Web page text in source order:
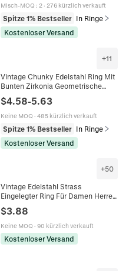
Misch-MOQ : 2· 276 kürzlich verkauft
Spitze 1% Bestseller In Ringe
Kostenloser Versand
+11
Vintage Chunky Edelstahl Ring Mit
Bunten Zirkonia Geometrische
Hypoallergen Mode Schmuck
$4.58-5.63
Keine MOQ · 485 kürzlich verkauft
Spitze 1% Bestseller In Ringe
Kostenloser Versand
+50
Vintage Edelstahl Strass
Eingelegter Ring Für Damen Herren
Smaragdschliff Edelstein
Gestreiftes Band Mode Schmuck
Hochzeit Party Accessoire
$3.88
Keine MOQ · 90 kürzlich verkauft
Kostenloser Versand